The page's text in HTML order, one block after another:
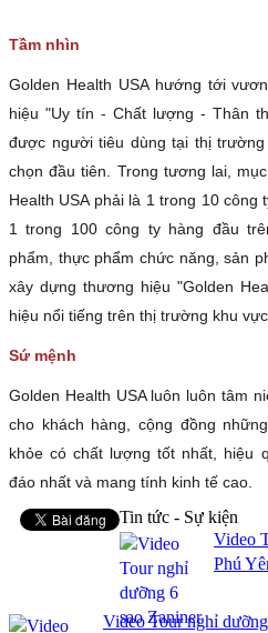
Tầm nhìn
Golden Health USA hướng tới
hiệu "Uy tín - Chất lượng - Thân
được người tiêu dùng tại thị
chọn đầu tiên. Trong tương lai,
Health USA phải là 1 trong 10 công
1 trong 100 công ty hàng đầu
phẩm, thực phẩm chức năng, sản
xây dựng thương hiệu "Golden
hiệu nổi tiếng trên thị trường khu
Sứ mệnh
Golden Health USA luôn luôn tâm
cho khách hàng, cộng đồng
khỏe có chất lượng tốt nhất, hiệu
đáo nhất và mang tính kinh tế cao.
Tin tức - Sự kiện
Video
Phú
Video Tour nghỉ